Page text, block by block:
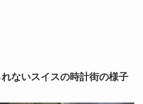
ないスイスの時計街の様子